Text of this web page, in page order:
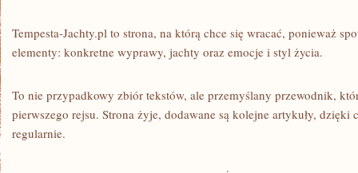
Tempesta-Jachty.pl to strona, na którą chce się wracać, ponieważ
elementy: konkretne wyprawy, jachty oraz emocje i styl życia.
To nie przypadkowy zbiór tekstów, ale przemyślany przewodnik,
pierwszego rejsu. Strona żyje, dodawane są kolejne artykuły, dzięki
regularnie.